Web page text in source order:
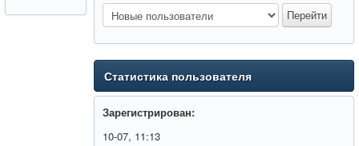
Статистика пользователя
Зарегистрирован:
10-07, 11:13